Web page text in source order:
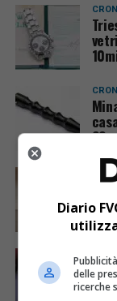
UDINE
al
Diario
delle
ricerche